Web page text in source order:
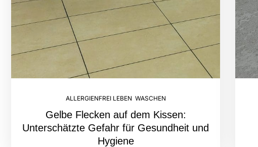
ALLERGIENFREI LEBEN WASCHEN
Gelbe Flecken auf dem Kissen:
Unterschätzte Gefahr für Gesundheit und
Hygiene